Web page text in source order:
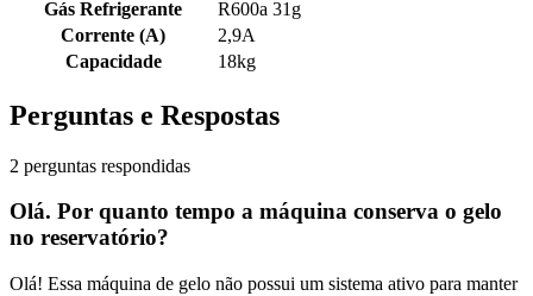
Gás Refrigerante
R600a 31g
Corrente (A)
2,9A
Capacidade
18kg
Perguntas e Respostas
2 perguntas respondidas
Olá. Por quanto tempo a máquina conserva o gelo
no reservatório?
Olá! Essa máquina de gelo não possui um sistema ativo para manter